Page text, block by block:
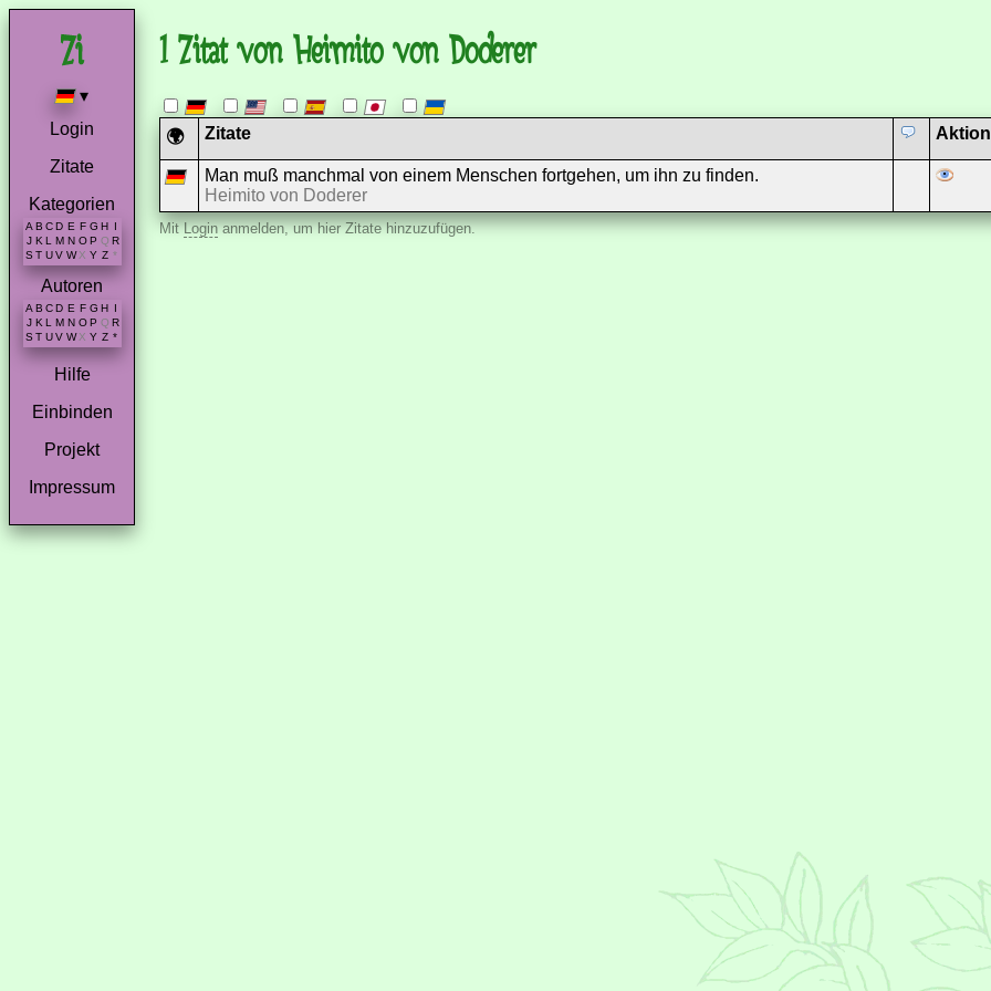
▾
Login
Zitate
Kategorien
A B C D E F G H I
J K L M N O P Q R
S T U V W X Y Z *
Autoren
A B C D E F G H
J K L M N O P Q R
S T U V W X Y Z *
Hilfe
Einbinden
Projekt
Impressum
1 Zitat von Heimito von Doderer
🌍 Zitate
Man muß manchmal von einem Menschen fortgehen, um ihn zu finden.
Heimito von Doderer
MitLoginanmelden, um hier Zitate hinzuzufügen.